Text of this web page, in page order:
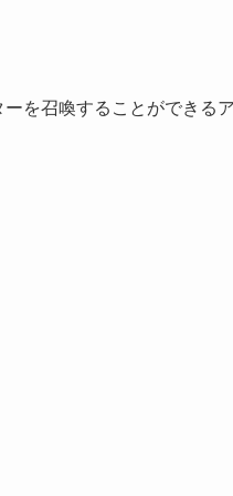
を召喚することができる